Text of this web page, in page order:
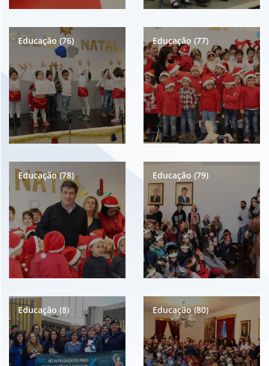
Educação (76) Educação (77)
Educação (78) Educação (79)
Educação (8) Educação (80)